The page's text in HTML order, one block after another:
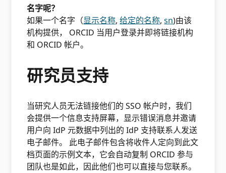
名字呢？
如果一个名字（显示名称,给定的名称,sn)由该
机构提供， ORCID 当用户登录并即将链接机构
和 ORCID 帐户。
研究员支持
当研究人员无法链接他们的 SSO 帐户时，我们
会提供一个信息支持屏幕，显示错误消息并邀请
用户向 IdP 元数据中列出的 IdP 支持联系人发送
电子邮件。 此电子邮件包含将收件人定向到此文
档页面的示例文本，它会自动复制 ORCID 参与
团队也是如此，因此他们也可以直接与您联系。